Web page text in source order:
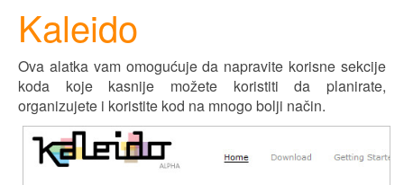
Kaleido
Ova alatka vam omogućuje da napravite korisne sekcije
koda koje kasnije možete koristiti da planirate,
organizujete i koristite kod na mnogo bolji način.